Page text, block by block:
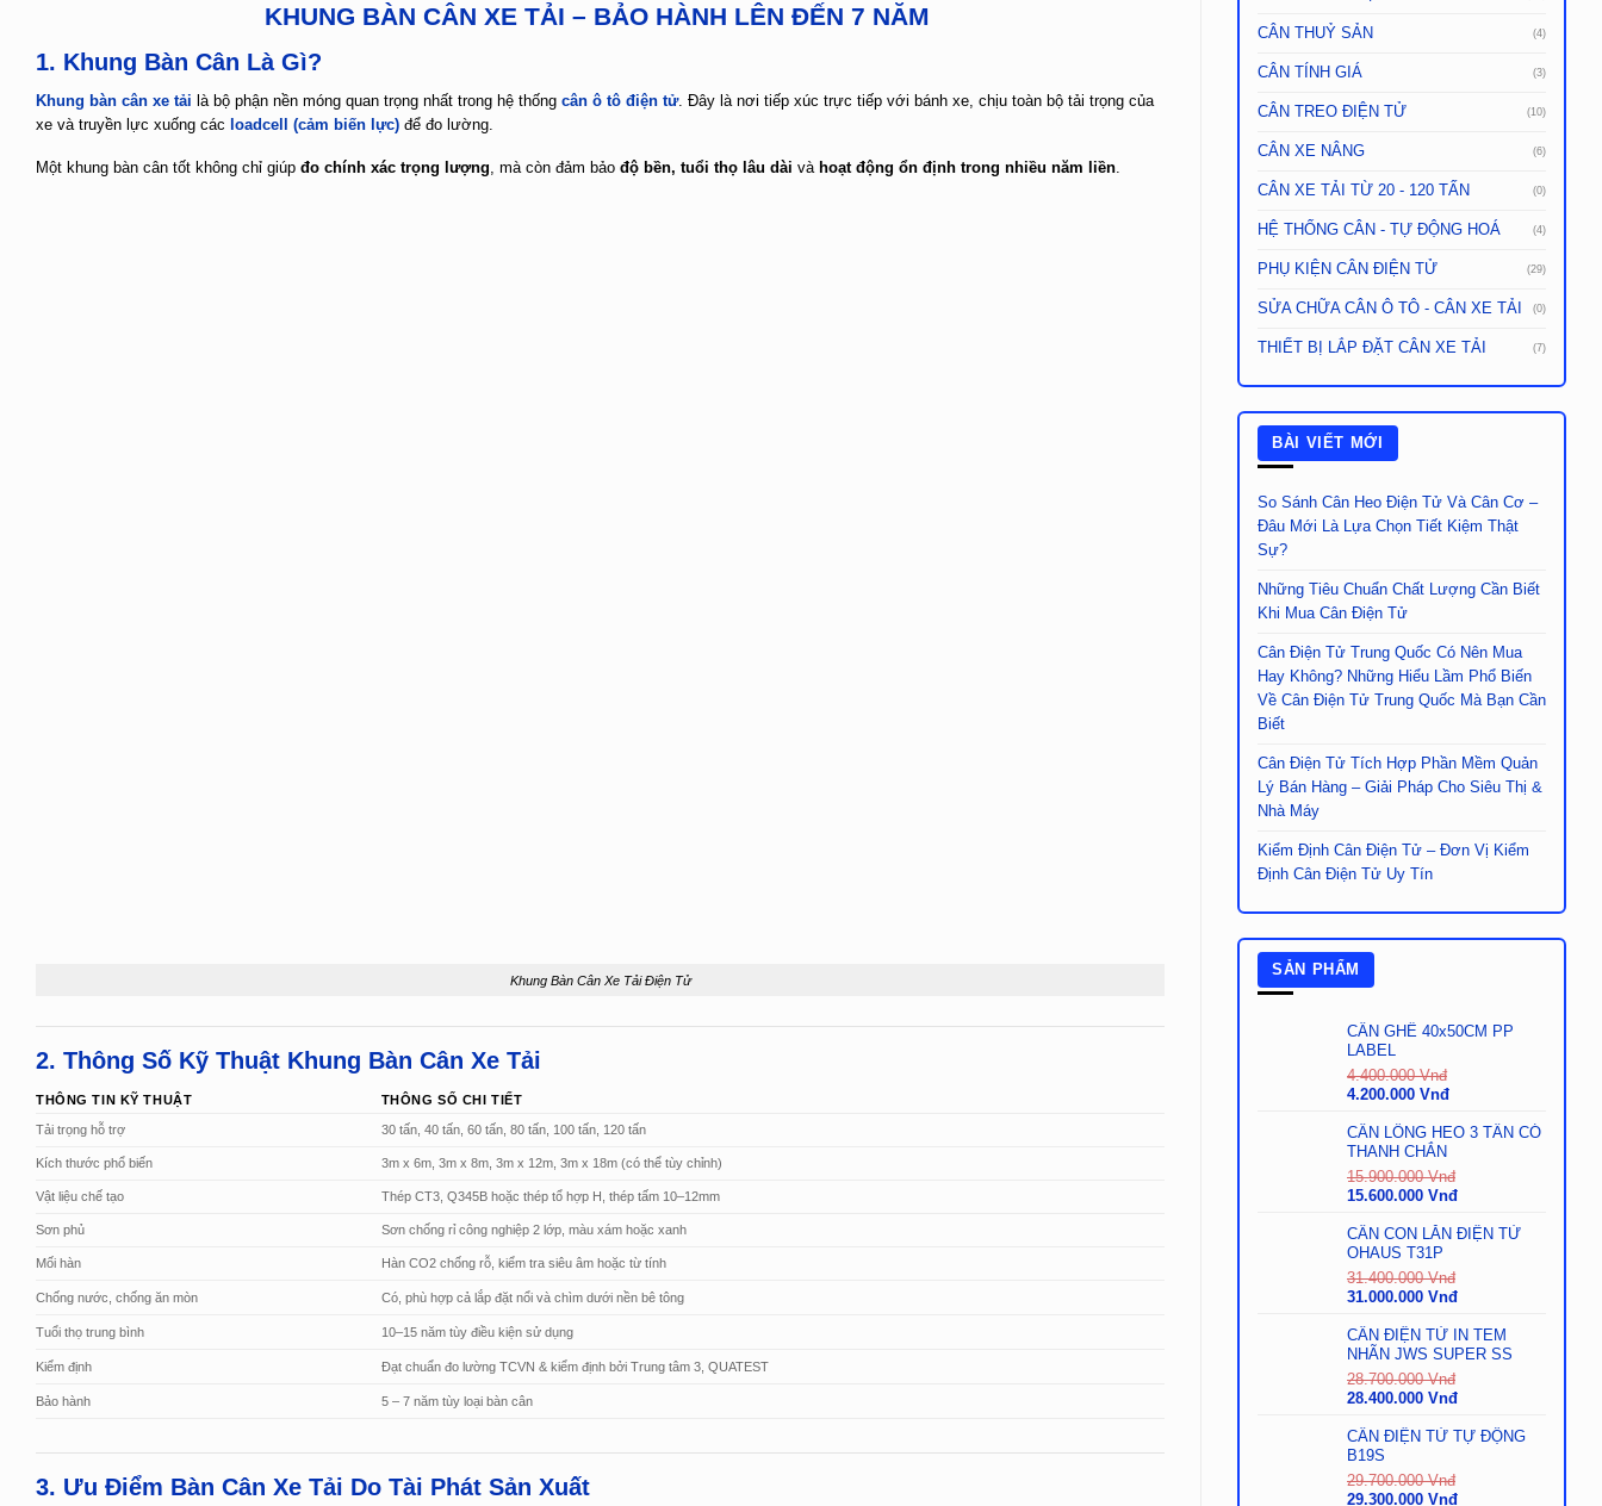
CÂN THUỶ SẢN (4)
CÂN TÍNH GIÁ (3)
CÂN TREO ĐIỆN TỬ (10)
CÂN XE NÂNG (6)
CÂN XE TẢI TỪ 20 - 120 TẤN (0)
HỆ THỐNG CÂN - TỰ ĐỘNG HOÁ (4)
PHỤ KIỆN CÂN ĐIỆN TỬ (29)
SỬA CHỮA CÂN Ô TÔ - CÂN XE TẢI (0)
THIẾT BỊ LẮP ĐẶT CÂN XE TẢI (7)
BÀI VIẾT MỚI
So Sánh Cân Heo Điện Tử Và Cân Cơ –
Đâu Mới Là Lựa Chọn Tiết Kiệm Thật
Sự?
Những Tiêu Chuẩn Chất Lượng Cần Biết
Khi Mua Cân Điện Tử
Cân Điện Tử Trung Quốc Có Nên Mua
Hay Không? Những Hiểu Lầm Phổ Biến
Về Cân Điện Tử Trung Quốc Mà Bạn Cần
Biết
Cân Điện Tử Tích Hợp Phần Mềm Quản
Lý Bán Hàng – Giải Pháp Cho Siêu Thị &
Nhà Máy
Kiểm Định Cân Điện Tử – Đơn Vị Kiểm
Định Cân Điện Tử Uy Tín
SẢN PHẨM
CÂN GHẾ 40x50CM PP
LABEL
4.400.000Vnđ
Giá
là:
4.400.000
Vnđ.
4.200.000 VnđGiá
tại
4.200.000
Vnđ.
CÂN LỒNG HEO 3 TẤN CÓ
THANH CHẮN
15.900.000Vnđ
Giá
là:
15.900.000
Vnđ.
15.600.000 VnđGiá
tại
Vnđ.
CÂN CON LĂN ĐIỆN TỬ
OHAUS T31P
31.400.000Vnđ
Giá
là:
31.400.000
Vnđ.
31.000.000 VnđGiá
tại
là:
Vnđ.
CÂN ĐIỆN TỬ IN TEM
NHÃN JWS SUPER SS
28.700.000Vnđ
Giá
là:
28.700.000
Vnđ.
28.400.000 VnđGiá
tại
Vnđ.
CÂN ĐIỆN TỬ TỰ ĐỘNG
B19S
29.700.000Vnđ
Giá
29.300.000 VnđGiá
KHUNG BÀN CÂN XE TẢI – BẢO HÀNH LÊN ĐẾN 7 NĂM
1. Khung Bàn Cân Là Gì?
Khung bàn cân xe tải là bộ phận nền móng quan trọng nhất trong hệ thống cân ô tô điện tử. Đây là nơi tiếp xúc trực tiếp với bánh xe, chịu toàn bộ tải trọng của
xe và truyền lực xuống các
loadcell (cảm biến lực) để đo lường.
Một khung bàn cân tốt không chỉ giúp đo chính xác trọng lượng, mà còn đảm bảo độ bền, tuổi thọ lâu dài và hoạt động ổn định trong nhiều năm liền.
Khung Bàn Cân Xe Tải Điện Tử
2. Thông Số Kỹ Thuật Khung Bàn Cân Xe Tải
THÔNG TIN KỸ THUẬT THÔNG SỐ CHI TIẾT
Tải trọng hỗ trợ 30 tấn, 40 tấn, 60 tấn, 80 tấn, 100 tấn, 120 tấn
Kích thước phổ biến 3m x 6m, 3m x 8m, 3m x 12m, 3m x 18m (có thể tùy chỉnh)
Vật liệu chế tạo Thép CT3, Q345B hoặc thép tổ hợp H, thép tấm 10–12mm
Sơn phủ Sơn chống rỉ công nghiệp 2 lớp, màu xám hoặc xanh
Mối hàn Hàn CO2 chống rỗ, kiểm tra siêu âm hoặc từ tính
Chống nước, chống ăn mòn Có, phù hợp cả lắp đặt nổi và chìm dưới nền bê tông
Tuổi thọ trung bình 10–15 năm tùy điều kiện sử dụng
Kiểm định Đạt chuẩn đo lường TCVN & kiểm định bởi Trung tâm 3, QUATEST
Bảo hành 5 – 7 năm tùy loại bàn cân
3. Ưu Điểm Bàn Cân Xe Tải Do Tài Phát Sản Xuất